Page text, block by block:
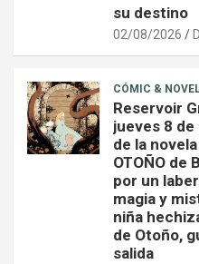
su destino
02/08/2026
CÓMIC &
Reservoir
jueves 8
de la
OTOÑO de
por un
magia y
niña
de Otoño,
salida